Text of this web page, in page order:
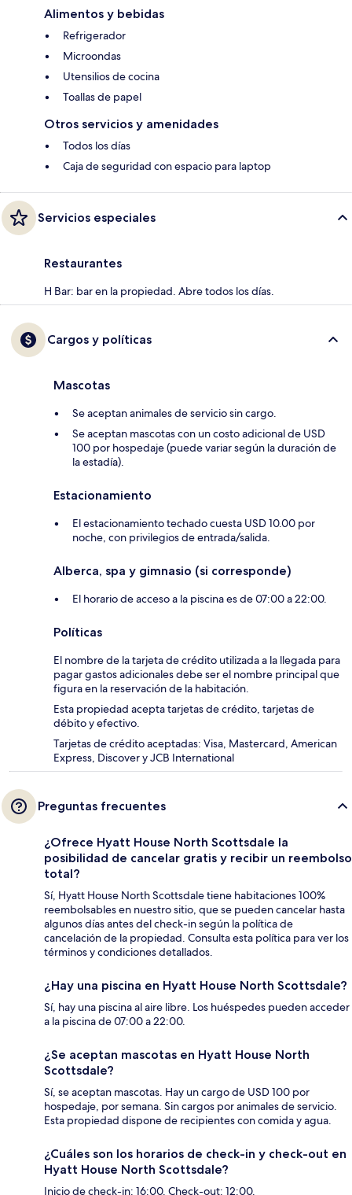
Alimentos y bebidas
Refrigerador
Microondas
Utensilios de cocina
Toallas de papel
Otros servicios y amenidades
Todos los días
Caja de seguridad con espacio para laptop
Servicios especiales
Restaurantes
H Bar: bar en la propiedad. Abre todos los días.
Cargos y políticas
Mascotas
Se aceptan animales de servicio sin cargo.
Se aceptan mascotas con un costo adicional de USD
100 por hospedaje (puede variar según la duración de
la estadía).
Estacionamiento
El estacionamiento techado cuesta USD 10.00 por
noche, con privilegios de entrada/salida.
Alberca, spa y gimnasio (si corresponde)
El horario de acceso a la piscina es de 07:00 a 22:00.
Políticas
El nombre de la tarjeta de crédito utilizada a la llegada para
pagar gastos adicionales debe ser el nombre principal que
figura en la reservación de la habitación.
Esta propiedad acepta tarjetas de crédito, tarjetas de
débito y efectivo.
Tarjetas de crédito aceptadas: Visa, Mastercard, American
Express, Discover y JCB International
Preguntas frecuentes
¿Ofrece Hyatt House North Scottsdale la
posibilidad de cancelar gratis y recibir un reembolso
total?
Sí, Hyatt House North Scottsdale tiene habitaciones 100%
reembolsables en nuestro sitio, que se pueden cancelar hasta
algunos días antes del check-in según la política de
cancelación de la propiedad. Consulta esta política para ver los
términos y condiciones detallados.
¿Hay una piscina en Hyatt House North Scottsdale?
Sí, hay una piscina al aire libre. Los huéspedes pueden acceder
a la piscina de 07:00 a 22:00.
¿Se aceptan mascotas en Hyatt House North
Scottsdale?
Sí, se aceptan mascotas. Hay un cargo de USD 100 por
hospedaje, por semana. Sin cargos por animales de servicio.
Esta propiedad dispone de recipientes con comida y agua.
¿Cuáles son los horarios de check-in y check-out en
Hyatt House North Scottsdale?
Inicio de check-in: 16:00. Check-out: 12:00.